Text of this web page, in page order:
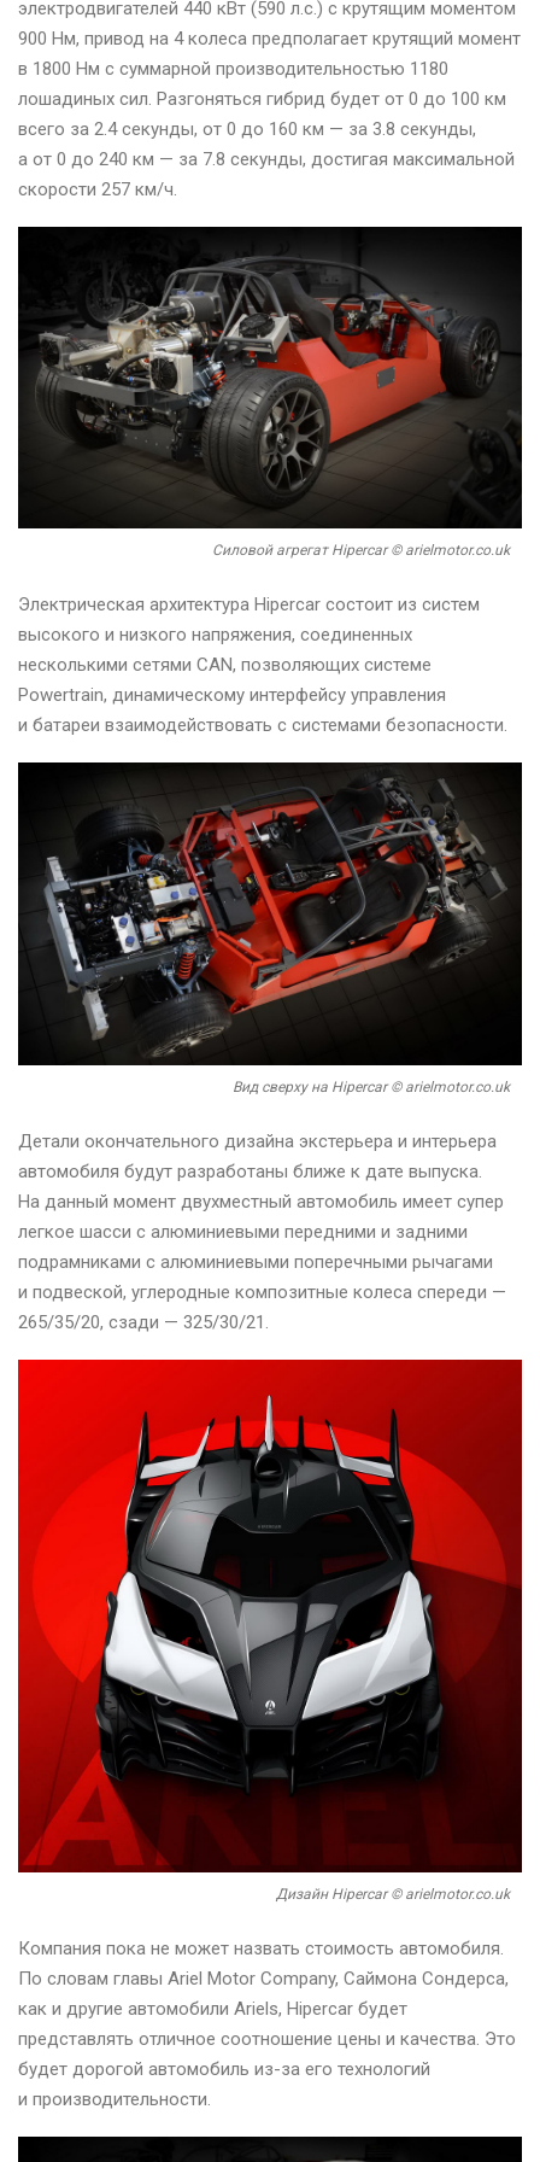
электродвигателей 440 кВт (590 л.с.) с крутящим моментом
900 Нм, привод на 4 колеса предполагает крутящий момент
в 1800 Нм с суммарной производительностью 1180
лошадиных сил. Разгоняться гибрид будет от 0 до 100 км
всего за 2.4 секунды, от 0 до 160 км — за 3.8 секунды,
а от 0 до 240 км — за 7.8 секунды, достигая максимальной
скорости 257 км/ч.
Силовой агрегат Hipercar © arielmotor.co.uk
Электрическая архитектура Hipercar состоит из систем
высокого и низкого напряжения, соединенных
несколькими сетями CAN, позволяющих системе
Powertrain, динамическому интерфейсу управления
и батареи взаимодействовать с системами безопасности.
Вид сверху на Hipercar © arielmotor.co.uk
Детали окончательного дизайна экстерьера и интерьера
автомобиля будут разработаны ближе к дате выпуска.
На данный момент двухместный автомобиль имеет супер
легкое шасси с алюминиевыми передними и задними
подрамниками с алюминиевыми поперечными рычагами
и подвеской, углеродные композитные колеса спереди —
265/35/20, сзади — 325/30/21.
Дизайн Hipercar © arielmotor.co.uk
Компания пока не может назвать стоимость автомобиля.
По словам главы Ariel Motor Company, Саймона Сондерса,
как и другие автомобили Ariels, Hipercar будет
представлять отличное соотношение цены и качества. Это
будет дорогой автомобиль из-за его технологий
и производительности.